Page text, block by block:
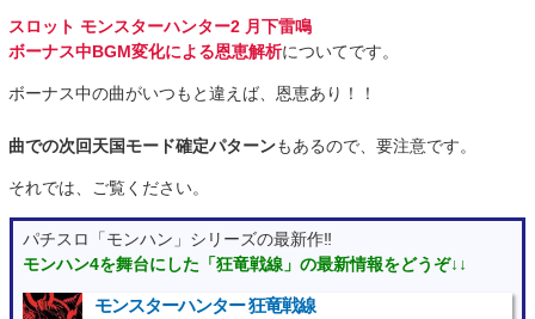
スロット モンスターハンター2 月下雷鳴
ボーナス中BGM変化による恩恵解析についてです。
ボーナス中の曲がいつもと違えば、恩恵あり！！
曲での次回天国モード確定パターンもあるので、要注意です。
それでは、ご覧ください。
パチスロ「モンハン」シリーズの最新作‼
モンハン4を舞台にした「狂竜戦線」の最新情報をどうぞ↓↓
モンスターハンター 狂竜戦線